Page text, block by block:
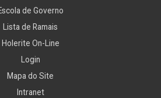
de Governo
Lista de Ramais
Holerite On-Line
Login
Mapa do Site
Intranet